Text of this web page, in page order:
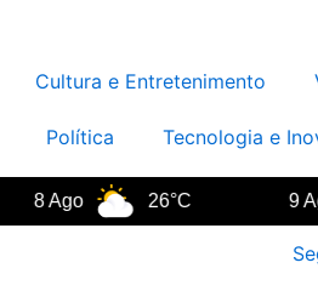
Cultura e Entretenimento
Política Tecnologia e
8 Ago 26°C 9 Ago